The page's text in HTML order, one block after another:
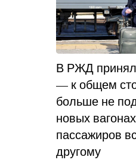
В РЖД
— к общем
больше не
новых
пассажиров
другому